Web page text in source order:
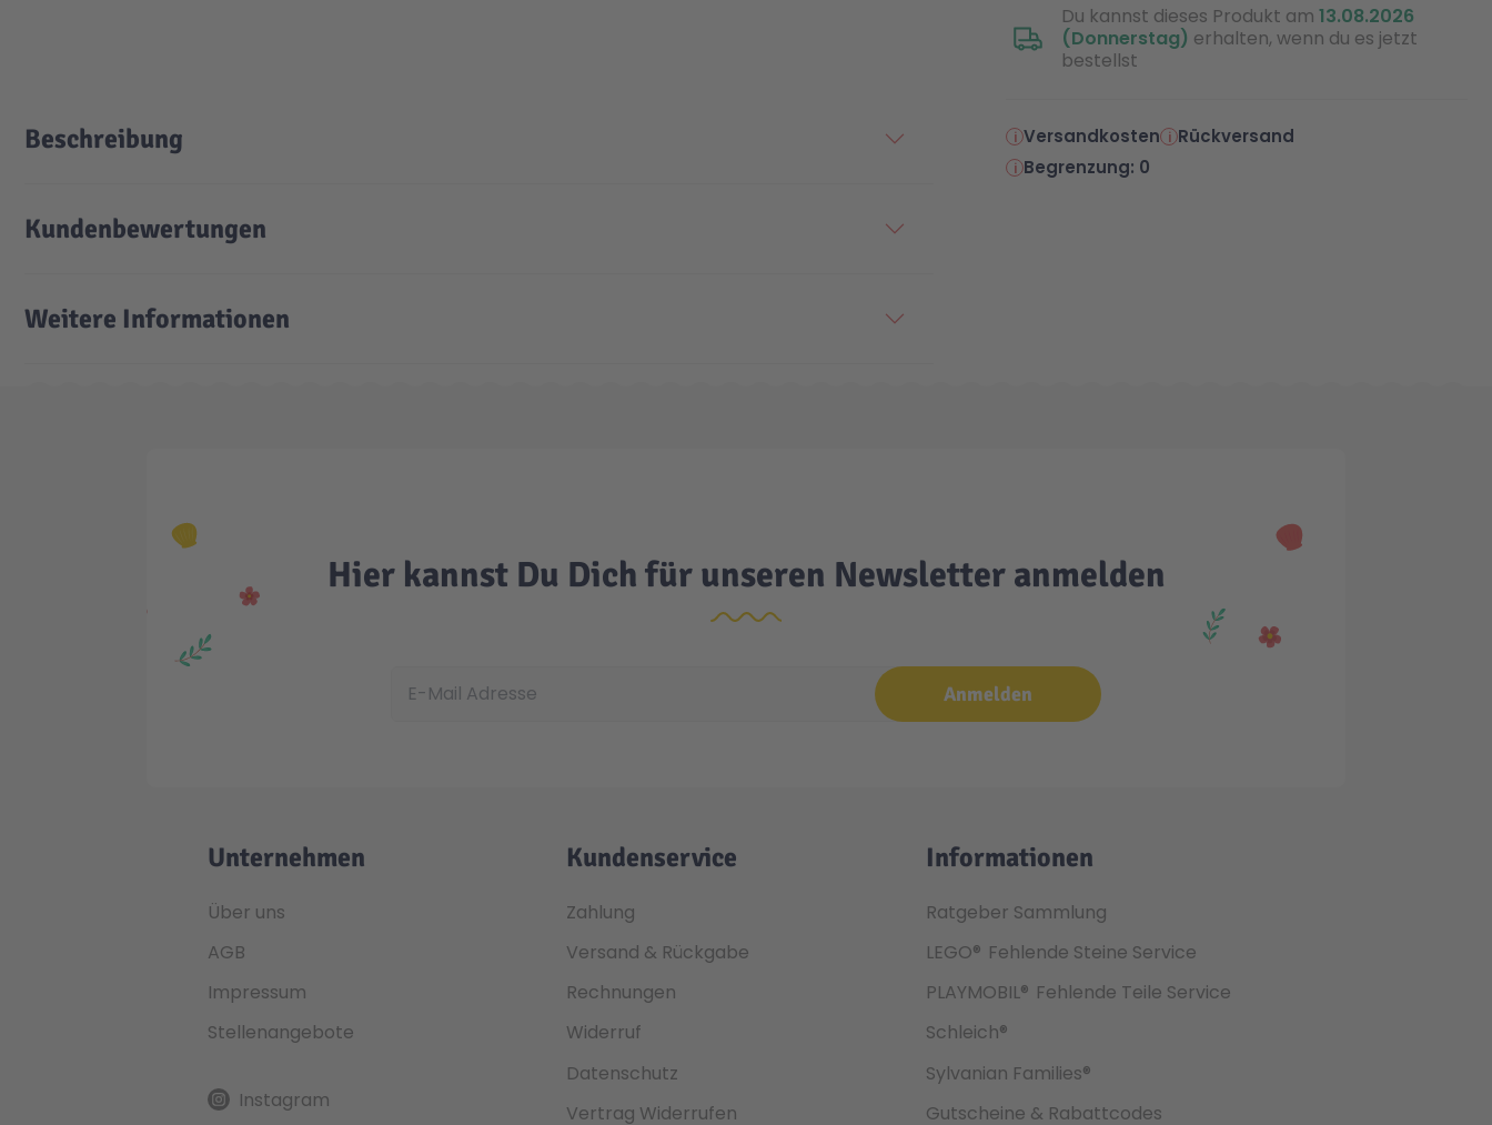
Du kannst dieses Produkt am 13.08.2026
(Donnerstag) erhalten, wenn du es jetzt
bestellst
Versandkosten
Rückversand
Begrenzung: 0
Beschreibung
Kundenbewertungen
Weitere Informationen
Hier kannst Du Dich für unseren Newsletter anmelden
Anmelden
Unternehmen
Über uns
AGB
Impressum
Stellenangebote
Instagram
Kundenservice
Zahlung
Versand & Rückgabe
Rechnungen
Widerruf
Datenschutz
Vertrag Widerrufen
Informationen
Ratgeber Sammlung
LEGO® Fehlende Steine Service
PLAYMOBIL® Fehlende Teile Service
Schleich®
Sylvanian Families®
Gutscheine & Rabattcodes